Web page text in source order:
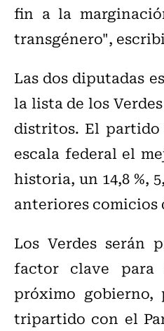
fin a la
transgénero",
Las dos diputadas
la lista de los
distritos. El
escala federal el
historia, un 14,8 %,
anteriores comicios
Los Verdes serán
factor clave
próximo gobierno,
tripartido con el